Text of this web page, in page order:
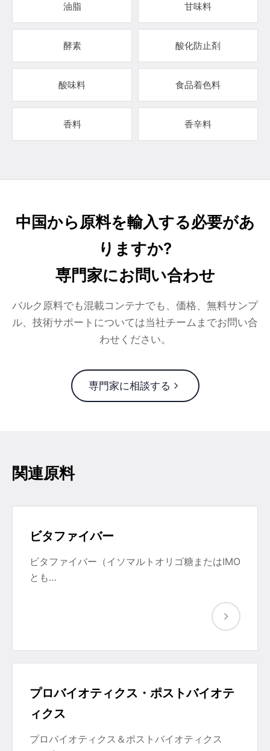
油脂 甘味料
酵素 酸化防止剤
酸味料 食品着色料
香料 香辛料
中国から原料を輸入する必要があ
りますか?
専門家にお問い合わせ
バルク原料でも混載コンテナでも、価格、無料サンプ
ル、技術サポートについては当社チームまでお問い合
わせください。
専門家に相談する
関連原料
ビタファイバー
ビタファイバー（イソマルトオリゴ糖またはIMO
とも…
プロバイオティクス・ポストバイオテ
ィクス
プロバイオティクス＆ポストバイオティクス